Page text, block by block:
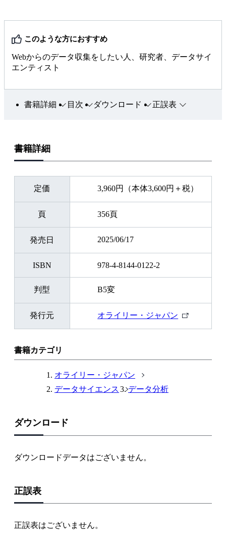
このような方におすすめ
Webからのデータ収集をしたい人、研究者、データサイ
エンティスト
書籍詳細 目次 ダウンロード 正誤表
書籍詳細
定価 3,960円（本体3,600円＋税）
頁 356頁
発売日 2025/06/17
ISBN 978-4-8144-0122-2
判型 B5変
発行元 オライリー・ジャパン
外
書籍カテゴリ
オライリー・ジャパン
データサイエンス
データ分析
ダウンロード
ダウンロードデータはございません。
正誤表
正誤表はございません。